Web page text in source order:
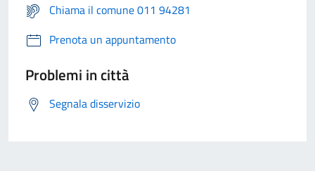
Chiama il comune 011 94281
Prenota un appuntamento
Problemi in città
Segnala disservizio